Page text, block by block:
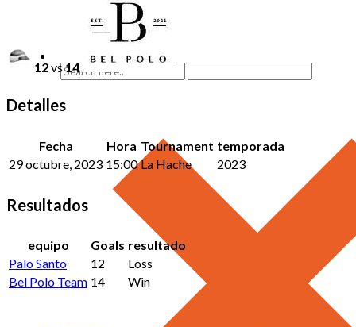
12vs14
Detalles
Fecha Hora Tournament temporada
29 octubre, 2023 15:00 La Hache 2023
Resultados
equipo Goals resultado
Palo Santo
12
Loss
Bel Polo Team 14 Win